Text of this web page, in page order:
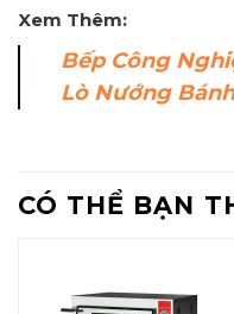
Xem Thêm:
Bếp Công
Lò Nướng Bánh
CÓ THỂ BẠN